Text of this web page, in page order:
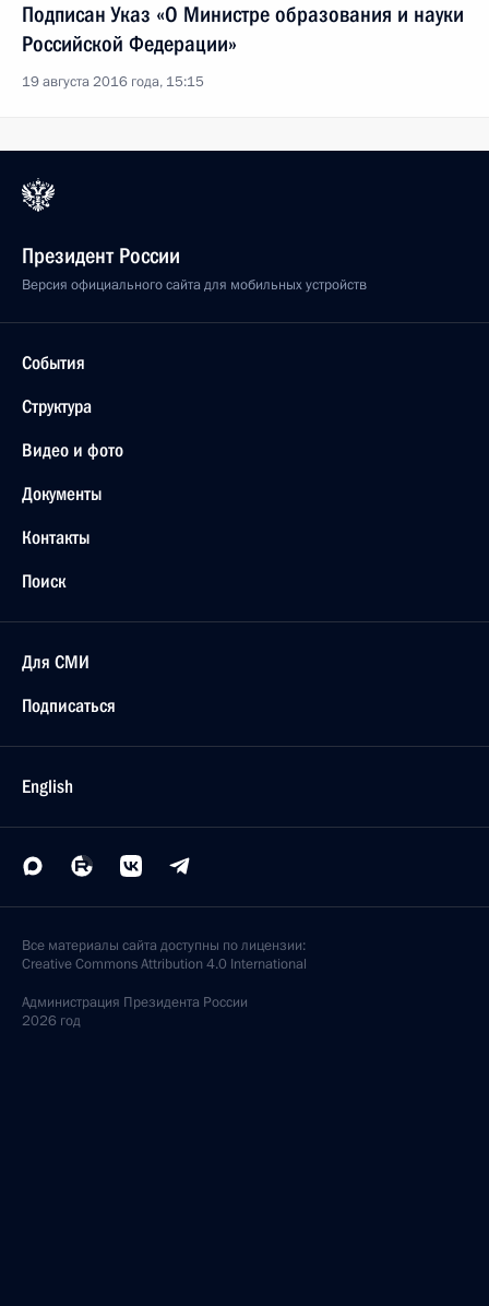
Подписан Указ «О Министре образования и науки
Российской Федерации»
19 августа 2016 года, 15:15
Президент России
Версия официального сайта для мобильных устройств
События
Структура
Видео и фото
Документы
Контакты
Поиск
Для СМИ
Подписаться
English
Все материалы сайта доступны по лицензии:
Creative Commons Attribution 4.0 International
Администрация Президента России
2026 год